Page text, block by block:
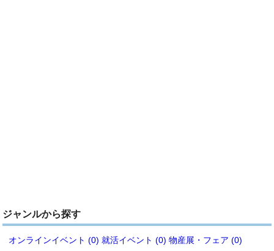
ジャンルから探す
オンラインイベント (0) 就活イベント (0) 物産展・フェア (0)